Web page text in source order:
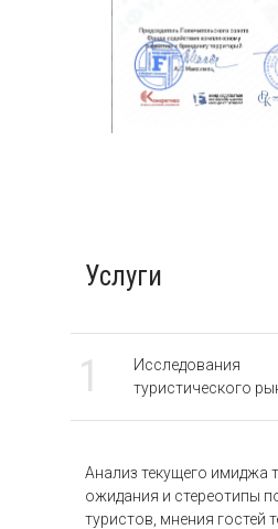
Услуги
1
Исследования
туристического
Анализ текущего имиджа
ожидания и стереотипы
туристов, мнения гостей